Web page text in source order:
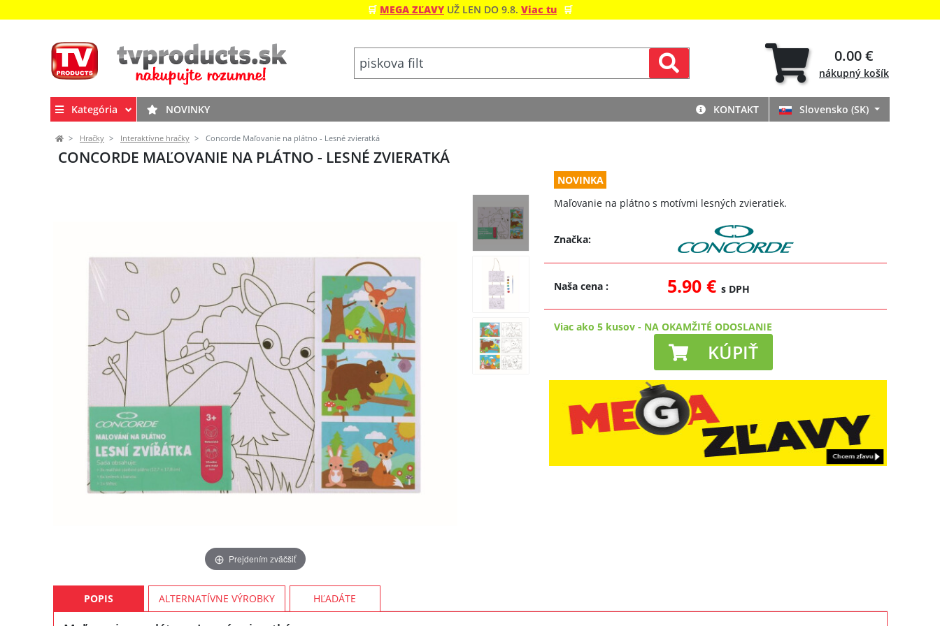
🛒 MEGA ZĽAVY UŽ LEN DO 9.8. Viac tu 🛒
0.00 €
nákupný košík
Kategória NOVINKY KONTAKT Slovensko (SK)
Hračky Interaktívne hračky Concorde Maľovanie na plátno - Lesné zvieratká
CONCORDE MAĽOVANIE NA PLÁTNO - LESNÉ ZVIERATKÁ
Prejdením zväčšiť
NOVINKA
Maľovanie na plátno s motívmi lesných zvieratiek.
Značka:
Naša cena: 5.90 €s DPH
Viac ako 5 kusov - NA OKAMŽITÉ ODOSLANIE
KÚPIŤ
POPIS ALTERNATÍVNE VÝROBKY HĽADÁTE